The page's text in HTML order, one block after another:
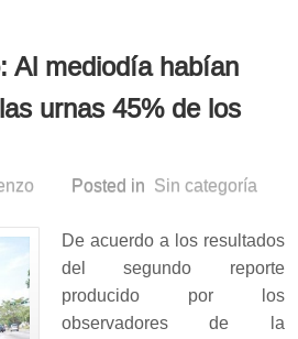
Al mediodía habían
urnas 45% de los
Posted in Sin categoría
De acuerdo a los resultados
del segundo reporte
producido por los
observadores de la